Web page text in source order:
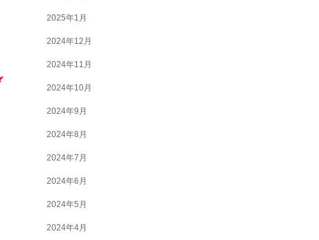
2025年1月
2024年12月
2024年11月
2024年10月
2024年9月
2024年8月
2024年7月
2024年6月
2024年5月
2024年4月